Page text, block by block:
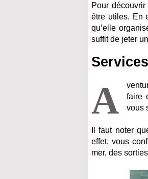
Pour
être utiles. En
qu’elle
suffit de jeter
A
faire
vous
Il faut noter
effet, vous
mer, des